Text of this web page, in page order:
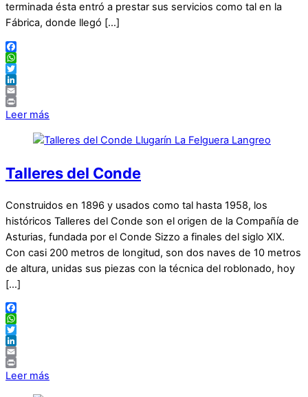
terminada ésta entró a prestar sus servicios como tal en la
Fábrica, donde llegó […]
Facebook
WhatsApp
Twitter
LinkedIn
Email
Print
Leer más
Talleres del Conde
Construidos en 1896 y usados como tal hasta 1958, los
históricos Talleres del Conde son el origen de la Compañía de
Asturias, fundada por el Conde Sizzo a finales del siglo XIX.
Con casi 200 metros de longitud, son dos naves de 10 metros
de altura, unidas sus piezas con la técnica del roblonado, hoy
[…]
Facebook
WhatsApp
Twitter
LinkedIn
Email
Print
Leer más